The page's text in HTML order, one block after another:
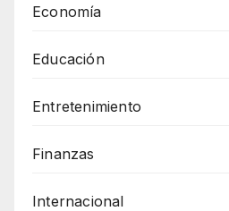
Economía
Educación
Entretenimiento
Finanzas
Internacional